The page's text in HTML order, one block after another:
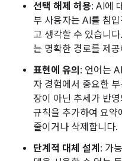
선택 해제 허용: AI에
부 사용자는 AI를 침
고 생각할 수 있습니
는 명확한 경로를 제
표현에 유의 : 언어는
자 경험에서 중요한
장이 아닌 추세가 반
규칙을 추가하여 요약
줄이거나 삭제합니다.
단계적 대체 설계 : 가